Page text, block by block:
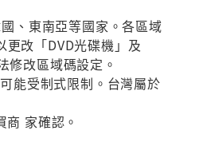
、東南亞等國家。各區域
改「DVD光碟機」及
修改區域碼設定。
能受制式限制。台灣屬於
家確認。